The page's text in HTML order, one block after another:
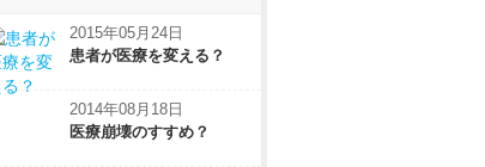
2015年05月24日
患者が医療を変える？
2014年08月18日
医療崩壊のすすめ？